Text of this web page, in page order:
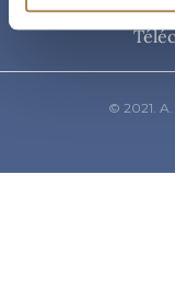
514-
© 2021. A.